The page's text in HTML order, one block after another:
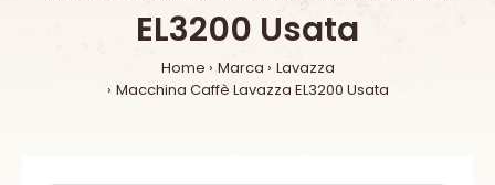
EL3200 Usata
Home Marca
Lavazza
Macchina Caffè Lavazza EL3200 Usata